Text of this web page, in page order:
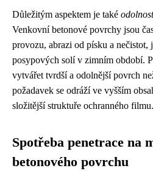
Důležitým aspektem je také
Venkovní betonové povrchy jsou
provozu, abrazi od písku a
posypových solí v zimním období.
vytvářet tvrdší a odolnější povrch
požadavek se odráží ve vyšším
složitější struktuře ochranného filmu.
Spotřeba penetrace na
betonového povrchu